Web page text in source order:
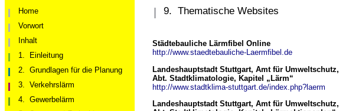
Home
Vorwort
Inhalt
1.
Einleitung
2. Grundlagen für die Planung
3. Verkehrslärm
4. Gewerbelärm
9. Thematische Websites
Städtebauliche Lärmfibel Online
http://www.staedtebauliche-Laermfibel.de
Landeshauptstadt Stuttgart, Amt für Umweltschutz,
Abt. Stadtklimatologie, Kapitel „Lärm“
http://www.stadtklima-stuttgart.de/index.php?laerm
Landeshauptstadt Stuttgart, Amt für Umweltschutz,